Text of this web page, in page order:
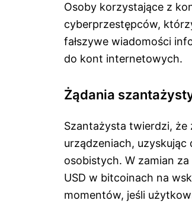
Osoby korzystające z
cyberprzestępców,
fałszywe wiadomości
do kont internetowych.
Żądania
Szantażysta twierdzi, że
urządzeniach,
osobistych. W zamian
USD w bitcoinach na
momentów, jeśli